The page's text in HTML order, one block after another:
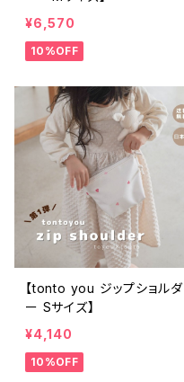
¥6,570
10%OFF
【tonto you ジップショルダ
ー Sサイズ】
¥4,140
10%OFF